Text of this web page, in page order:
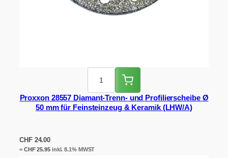
Proxxon 28557 Diamant-Trenn- und Profilierscheibe Ø
50 mm für Feinsteinzeug & Keramik (LHW/A)
CHF24.00
= CHF25.95inkl. 8.1% MWST